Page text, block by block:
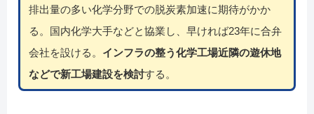
排出量の多い化学分野での脱炭素加速に期待がかか
る。国内化学大手などと協業し、早ければ23年に合弁
会社を設ける。 インフラの整う化学工場近隣の遊休地
などで新工場建設を検討する。